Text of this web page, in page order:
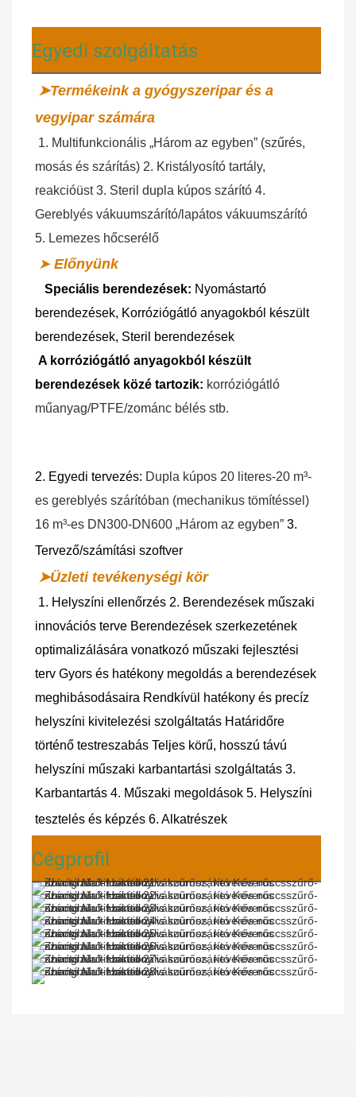
Egyedi szolgáltatás
➤Termékeink a gyógyszeripar és a
vegyipar számára
1. Multifunkcionális „Három az egyben” (szűrés,
mosás és szárítás) 2. Kristályosító tartály,
reakcióüst 3. Steril dupla kúpos szárító 4.
Gereblyés vákuumszárító/lapátos vákuumszárító
5. Lemezes hőcserélő
➤ Előnyünk
Speciális berendezések: Nyomástartó
berendezések, Korróziógátló anyagokból készült
berendezések, Steril berendezések
A korróziógátló anyagokból készült
berendezések közé tartozik: korróziógátló
műanyag/PTFE/zománc bélés stb.
2. Egyedi tervezés: Dupla kúpos 20 literes-20 m³-
es gereblyés szárítóban (mechanikus tömítéssel)
16 m³-es DN300-DN600 „Három az egyben” 3.
Tervező/számítási szoftver
➤Üzleti tevékenységi kör
1. Helyszíni ellenőrzés 2. Berendezések műszaki
innovációs terve Berendezések szerkezetének
optimalizálására vonatkozó műszaki fejlesztési
terv Gyors és hatékony megoldás a berendezések
meghibásodásaira Rendkívül hatékony és precíz
helyszíni kivitelezési szolgáltatás Határidőre
történő testreszabás Teljes körű, hosszú távú
helyszíni műszaki karbantartási szolgáltatás 3.
Karbantartás 4. Műszaki megoldások 5. Helyszíni
tesztelés és képzés 6. Alkatrészek
Cégprofil